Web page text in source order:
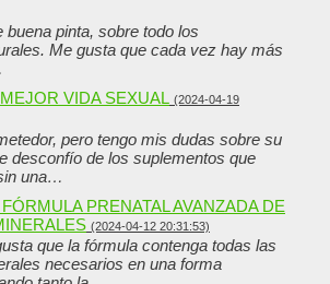
buena pinta, sobre todo los
Me gusta que cada vez hay más
VIDA SEXUAL (2024-04-19
pero tengo mis dudas sobre su
desconfío de los suplementos que
una…
PRENATAL AVANZADA DE
(2024-04-12 20:31:53)
que la fórmula contenga todas las
necesarios en una forma